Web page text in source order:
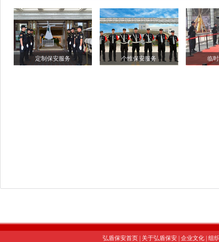
定制保安服务 个性保安服务 临
弘盾保安首页| 关于弘盾保安| 企业文化| 组